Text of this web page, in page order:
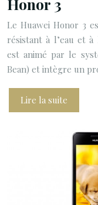
Honor 3
Le Huawei Honor 3
résistant à l’eau et à
est animé par le
Bean) et intègre un
Lire la suite